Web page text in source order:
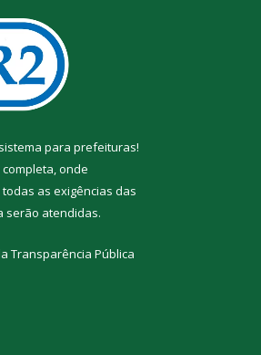
sistema para prefeituras!
completa, onde
as exigências das
serão atendidas.
Transparência Pública